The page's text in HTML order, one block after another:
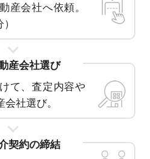
産会社へ依頼。
産会社選び
て、査定内容や
社選び。
契約の締結